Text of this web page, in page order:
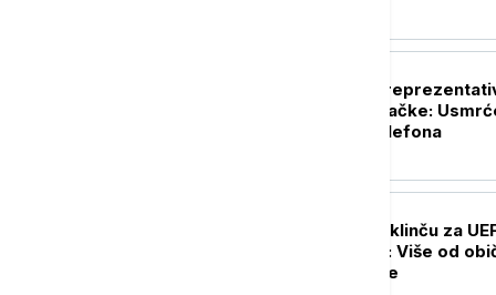
Afrički fudbalski
ubijen prilikom pljačke:
zbog mobilnog telefona
Partizan i Tobol u klinču za
Ligu konferencije: Više od
meča za crno-bele